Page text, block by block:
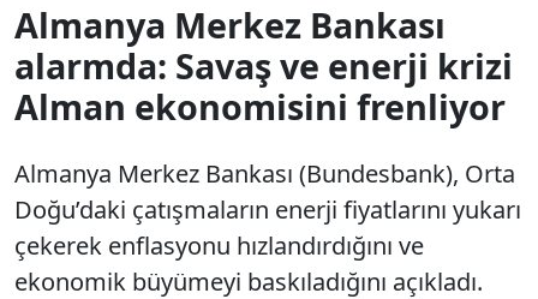
Almanya Merkez Bankası
alarmda: Savaş ve enerji krizi
Alman ekonomisini frenliyor
Almanya Merkez Bankası (Bundesbank), Orta
Doğu’daki çatışmaların enerji fiyatlarını yukarı
çekerek enflasyonu hızlandırdığını ve
ekonomik büyümeyi baskıladığını açıkladı.